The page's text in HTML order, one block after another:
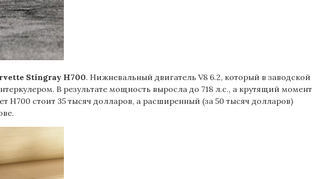
Stingray H700. Нижневальный двигатель V8 6.2, который в заводской
В результате мощность выросла до 718 л.с., а крутящий момент
стоит 35 тысяч долларов, а расширенный (за 50 тысяч долларов)